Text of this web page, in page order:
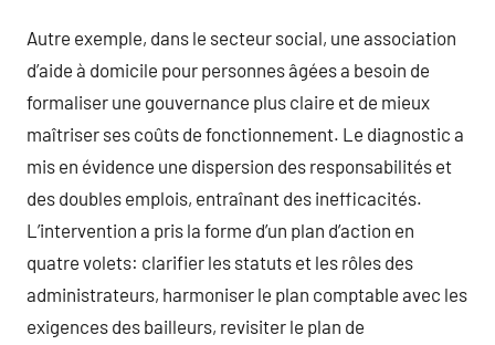
Autre exemple, dans le secteur social, une association
d’aide à domicile pour personnes âgées a besoin de
formaliser une gouvernance plus claire et de mieux
maîtriser ses coûts de fonctionnement. Le diagnostic a
mis en évidence une dispersion des responsabilités et
des doubles emplois, entraînant des inefficacités.
L’intervention a pris la forme d’un plan d’action en
quatre volets: clarifier les statuts et les rôles des
administrateurs, harmoniser le plan comptable avec les
exigences des bailleurs, revisiter le plan de